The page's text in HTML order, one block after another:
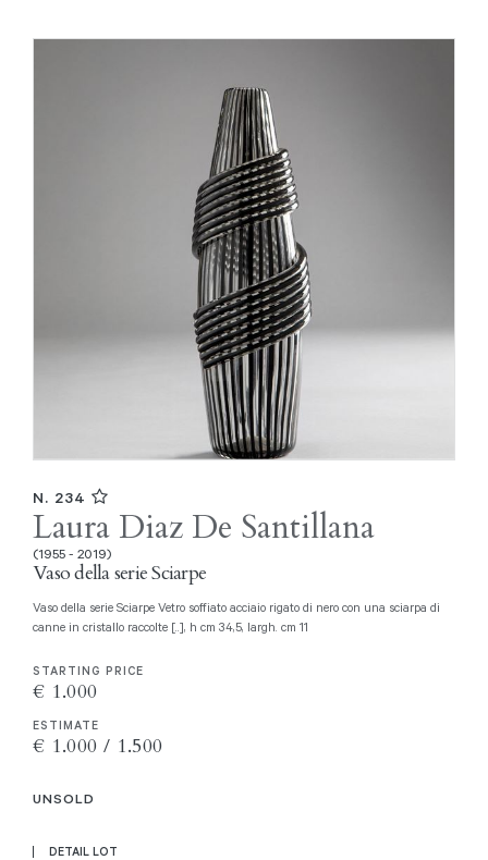
N. 234
Laura Diaz De Santillana
(1955 - 2019)
Vaso della serie Sciarpe
Vaso della serie Sciarpe Vetro soffiato acciaio rigato di nero con una sciarpa di
canne in cristallo raccolte [..], h cm 34,5, largh. cm 11
STARTING PRICE
€ 1.000
ESTIMATE
€ 1.000 / 1.500
UNSOLD
DETAIL LOT